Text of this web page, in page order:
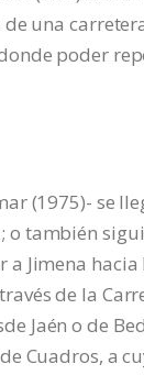
una
poder
(1975)- se
o también
a Jimena
de la
Jaén o de
Cuadros, a